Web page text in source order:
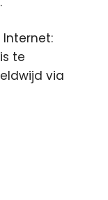
Internet:
te
via